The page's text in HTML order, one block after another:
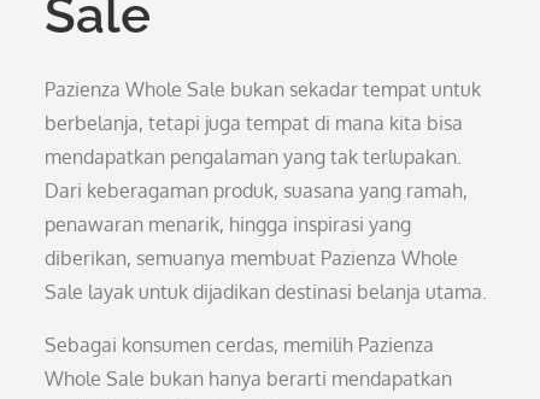
Sale
Pazienza Whole Sale bukan sekadar tempat untuk
berbelanja, tetapi juga tempat di mana kita bisa
mendapatkan pengalaman yang tak terlupakan.
Dari keberagaman produk, suasana yang ramah,
penawaran menarik, hingga inspirasi yang
diberikan, semuanya membuat Pazienza Whole
Sale layak untuk dijadikan destinasi belanja utama.
Sebagai konsumen cerdas, memilih Pazienza
Whole Sale bukan hanya berarti mendapatkan